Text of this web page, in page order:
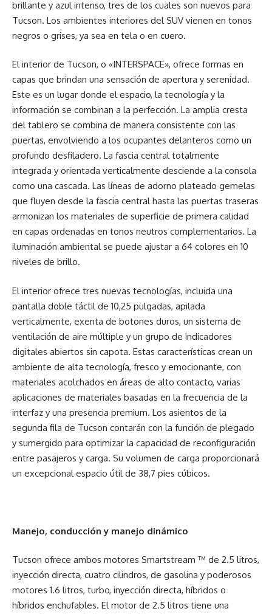
brillante y azul intenso, tres de los cuales son nuevos para
Tucson. Los ambientes interiores del SUV vienen en tonos
negros o grises, ya sea en tela o en cuero.
El interior de Tucson, o «INTERSPACE», ofrece formas en
capas que brindan una sensación de apertura y serenidad.
Este es un lugar donde el espacio, la tecnología y la
información se combinan a la perfección. La amplia cresta
del tablero se combina de manera consistente con las
puertas, envolviendo a los ocupantes delanteros como un
profundo desfiladero. La fascia central totalmente
integrada y orientada verticalmente desciende a la consola
como una cascada. Las líneas de adorno plateado gemelas
que fluyen desde la fascia central hasta las puertas traseras
armonizan los materiales de superficie de primera calidad
en capas ordenadas en tonos neutros complementarios. La
iluminación ambiental se puede ajustar a 64 colores en 10
niveles de brillo.
El interior ofrece tres nuevas tecnologías, incluida una
pantalla doble táctil de 10,25 pulgadas, apilada
verticalmente, exenta de botones duros, un sistema de
ventilación de aire múltiple y un grupo de indicadores
digitales abiertos sin capota. Estas características crean un
ambiente de alta tecnología, fresco y emocionante, con
materiales acolchados en áreas de alto contacto, varias
aplicaciones de materiales basadas en la frecuencia de la
interfaz y una presencia premium. Los asientos de la
segunda fila de Tucson contarán con la función de plegado
y sumergido para optimizar la capacidad de reconfiguración
entre pasajeros y carga. Su volumen de carga proporcionará
un excepcional espacio útil de 38,7 pies cúbicos.
Manejo, conducción y manejo dinámico
Tucson ofrece ambos motores Smartstream ™ de 2.5 litros,
inyección directa, cuatro cilindros, de gasolina y poderosos
motores 1.6 litros, turbo, inyección directa, híbridos o
híbridos enchufables. El motor de 2.5 litros tiene una